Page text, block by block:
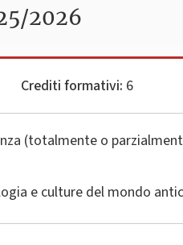
2026
Crediti formativi: 6
(totalmente o
e culture del mondo